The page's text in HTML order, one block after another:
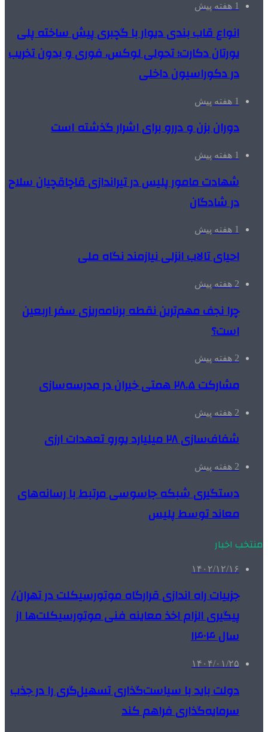
1 هفته پیش
انواع قاب بندی دیوار با گچبری پیش ساخته پلی
یورتان دکارت؛ تحولی لوکس، فوری و بدون تخریب
در دکوراسیون داخلی
1 هفته پیش
دوران بزن و دررو برای اشرار گذشته است
1 هفته پیش
شهادت مامور پلیس در تیراندازی قاچاقچیان سلاح
در شادگان
1 هفته پیش
احیای تالاب انزلی نیازمند نگاه ملی
2 هفته پیش
چرا نجف مهم‌ترین نقطه برنامه‌ریزی سفر اربعین
است؟
2 هفته پیش
مشارکت ۲۸.۵ همتی خیران در مدرسه‌سازی
2 هفته پیش
شفاف‌سازی ۲۸ میلیارد یورو تعهدات ارزی
2 هفته پیش
دستگیری شبکه جاسوسی مرتبط با رسانه‌های
معاند توسط پلیس
منتخب اخبار
۱۴۰۲/۱۲/۱۶
جزییات راه اندازی قرارگاه موتورسیکلت در تهران/
پیگیری الزام اخذ معاینه فنی موتورسیکلت‌ها از
سال ۱۴۰۴
۱۴۰۴/۰۱/۲۵
دولت باید با سیاست‌گذاری تسهیل‌گری را در جذب
سرمایه‌گذاری فراهم کند